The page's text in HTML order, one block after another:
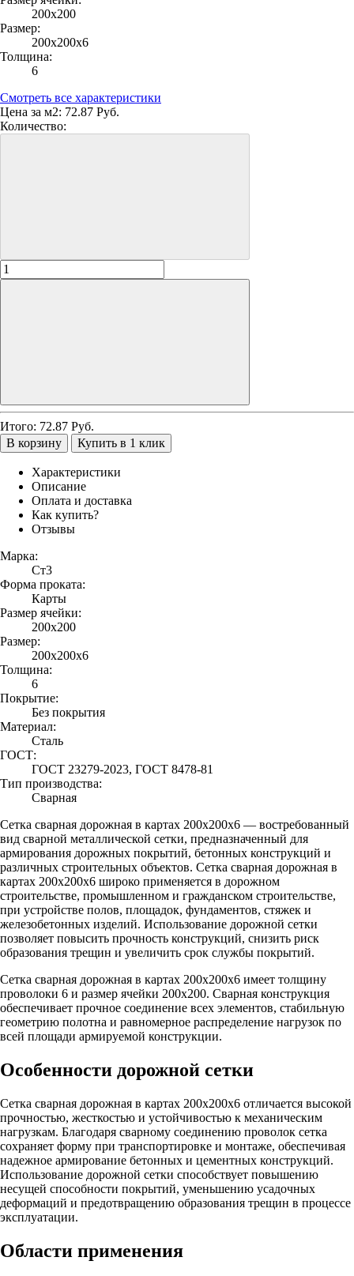
200х200
Размер:
200х200х6
Толщина:
6
Смотреть все характеристики
Цена за м2: 72.87 Руб.
Количество:
Итого: 72.87 Руб.
В корзину
Купить в 1 клик
Характеристики
Описание
Оплата и доставка
Как купить?
Отзывы
Марка:
Ст3
Форма проката:
Карты
Размер ячейки:
200х200
Размер:
200х200х6
Толщина:
6
Покрытие:
Без покрытия
Материал:
Сталь
ГОСТ:
ГОСТ 23279-2023, ГОСТ 8478-81
Тип производства:
Сварная
Сетка сварная дорожная в картах 200х200х6 — востребованный
вид сварной металлической сетки, предназначенный для
армирования дорожных покрытий, бетонных конструкций и
различных строительных объектов. Сетка сварная дорожная в
картах 200х200х6 широко применяется в дорожном
строительстве, промышленном и гражданском строительстве,
при устройстве полов, площадок, фундаментов, стяжек и
железобетонных изделий. Использование дорожной сетки
позволяет повысить прочность конструкций, снизить риск
образования трещин и увеличить срок службы покрытий.
Сетка сварная дорожная в картах 200х200х6 имеет толщину
проволоки 6 и размер ячейки 200х200. Сварная конструкция
обеспечивает прочное соединение всех элементов, стабильную
геометрию полотна и равномерное распределение нагрузок по
всей площади армируемой конструкции.
Особенности дорожной сетки
Сетка сварная дорожная в картах 200х200х6 отличается высокой
прочностью, жесткостью и устойчивостью к механическим
нагрузкам. Благодаря сварному соединению проволок сетка
сохраняет форму при транспортировке и монтаже, обеспечивая
надежное армирование бетонных и цементных конструкций.
Использование дорожной сетки способствует повышению
несущей способности покрытий, уменьшению усадочных
деформаций и предотвращению образования трещин в процессе
эксплуатации.
Области применения